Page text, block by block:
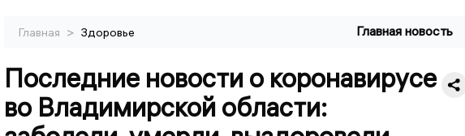
Главная > Здоровье Главная новость
Последние новости о коронавирусе
во Владимирской области: